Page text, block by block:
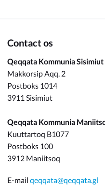
Contact os
Qeqqata Kommunia Sisimiut
Makkorsip Aqq. 2
Postboks 1014
3911 Sisimiut
Qeqqata Kommunia
Kuuttartoq B1077
Postboks 100
3912 Maniitsoq
E-mail qeqqata@qeqqata.gl